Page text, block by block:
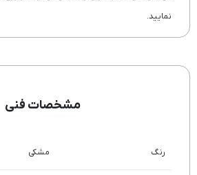
نمایید.
مشخصات فنی
رنگ مشکی